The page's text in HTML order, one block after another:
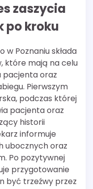
zaszycia
po kroku
w Poznaniu składa
które mają na celu
pacjenta oraz
Pierwszym
podczas której
pacjenta oraz
historii
informuje
ubocznych oraz
Po pozytywnej
przygotowanie
być trzeźwy przez